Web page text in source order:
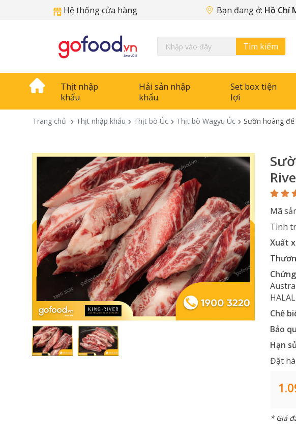
Hệ thống cửa hàng Bạn đang ở: Hồ Chí
Tìm kiếm
Thịt nhập
khẩu
Hải sản nhập
khẩu
Set box tiện
lợi
Trang chủ Thịt nhập khẩu Thịt bò Úc Thịt bò Wagyu Úc Sườn hoàng đế
Mã
Tình
Xuất
HALAL
Chế
Bảo
Hạn
Đặt
* Giá